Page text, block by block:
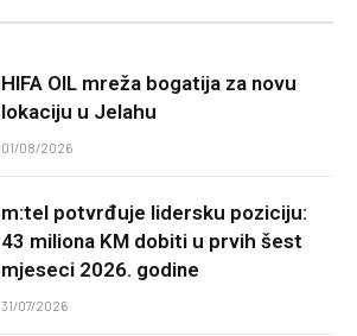
HIFA OIL mreža bogatija za novu
lokaciju u Jelahu
01/08/2026
m:tel potvrđuje lidersku poziciju:
43 miliona KM dobiti u prvih šest
mjeseci 2026. godine
31/07/2026